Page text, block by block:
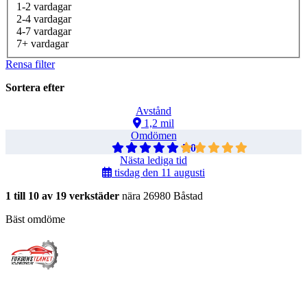
1-2 vardagar
2-4 vardagar
4-7 vardagar
7+ vardagar
Rensa filter
Sortera efter
Avstånd
1,2 mil
Omdömen
5,0
Nästa lediga tid
tisdag den 11 augusti
1 till 10 av 19 verkstäder nära 26980 Båstad
Bäst omdöme